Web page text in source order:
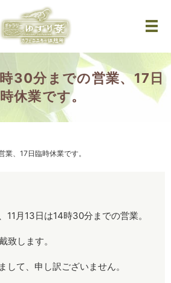
メ
30分までの営業、17日
休業です。
、17日臨時休業です。
11月13日は14時30分までの営業。
致します。
して、申し訳ございません。